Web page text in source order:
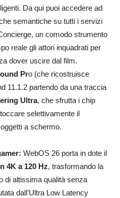
Da qui puoi accedere ad
semantiche su tutti i servizi
un comodo strumento
reale gli attori inquadrati per
dover uscire dal film.
Pro (che ricostruisce
11.1.2 partendo da una traccia
Ultra, che sfrutta i chip
selettivamente il
a schermo.
WebOS 26 porta in dote il
4K a 120 Hz, trasformando la
di altissima qualità senza
dall’Ultra Low Latency